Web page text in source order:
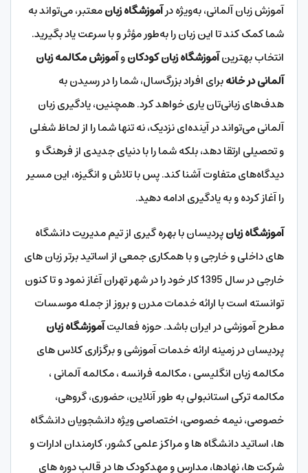
آموزش زبان آلمانی، به‌ویژه درآموزشگاه زبانمعتبر، می‌تواند به
شما کمک کند تا این زبان را به‌طور مؤثر و با سرعت یاد بگیرید.
انتخاب بهترینآموزشگاه زبان کودکانوآموزش مکالمه زبان
آلمانی در خانهبرای افراد بزرگ‌سال، شما را در رسیدن به
هدف‌های زبانی‌تان یاری خواهد کرد. همچنین، یادگیری زبان
آلمانی می‌تواند در آینده‌ای نزدیک، نه تنها شما را از لحاظ شغلی
و تحصیلی ارتقا دهد، بلکه شما را با دنیای جدیدی از فرهنگ و
دیدگاه‌های متفاوت آشنا کند. پس با تلاش و انگیزه، این مسیر
را آغاز کرده و به یادگیری ادامه دهید.
آموزشگاه زبانپردیسان با بهره گیری از تیم مدیریت دانشگاه
های داخلی و خارجی و با همکاری جمعی از اساتید برتر زبان های
خارجی در سال 1395 کار خود را در شهر تهران آغاز نمود و تا کنون
توانسته است با ارائه خدمات مدرن و بروز از جمله موسسات
مطرح آموزشی در ایران باشد. حوزه فعالیتآموزشگاه زبان
پردیسان در زمینه ارائه خدمات آموزشی و برگزاری کلاس های
مکالمه زبان انگلیسی ، مکالمه فرانسه ، مکالمه آلمانی ،
مکالمه ترکی استانبولی به طور آنلاین، حضوری، گروهی،
خصوصی، نیمه خصوصی، اختصاصی ویژه دانشجویان دانشگاه
ها، اساتید دانشگاه ها و مراکز علمی کشور، کارمندان ادارات و
شرکت ها، نهادها، مدارس و مهدکودک ها در قالب دوره های